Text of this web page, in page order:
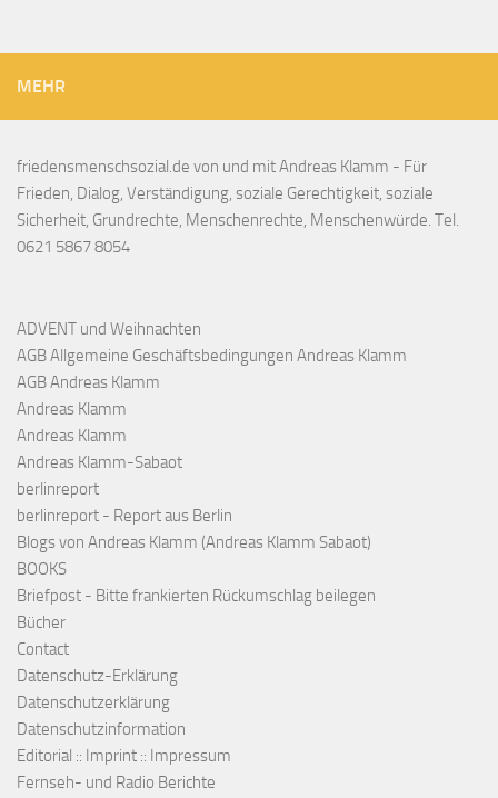
MEHR
friedensmenschsozial.de von und mit Andreas Klamm - Für
Frieden, Dialog, Verständigung, soziale Gerechtigkeit, soziale
Sicherheit, Grundrechte, Menschenrechte, Menschenwürde. Tel.
0621 5867 8054
ADVENT und Weihnachten
AGB Allgemeine Geschäftsbedingungen Andreas Klamm
AGB Andreas Klamm
Andreas Klamm
Andreas Klamm
Andreas Klamm-Sabaot
berlinreport
berlinreport - Report aus Berlin
Blogs von Andreas Klamm (Andreas Klamm Sabaot)
BOOKS
Briefpost - Bitte frankierten Rückumschlag beilegen
Bücher
Contact
Datenschutz-Erklärung
Datenschutzerklärung
Datenschutzinformation
Editorial :: Imprint :: Impressum
Fernseh- und Radio Berichte